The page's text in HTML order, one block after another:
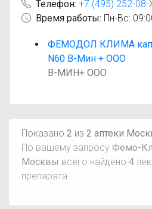
Телефон: +7 (495) 252-08-
Время работы: Пн-Вс:
ФЕМОДОЛ КЛИМА
N60 В-Мин + ООО
В-МИН+ ООО
Показано 2 из 2 аптеки
По вашему запросу Фемо-
Москвы всего найдено 4
препарата